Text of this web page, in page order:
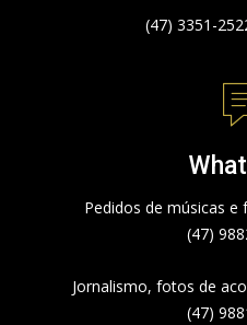
(47) 3351-
Pedidos de músicas
(47)
Jornalismo, fotos de
(47)